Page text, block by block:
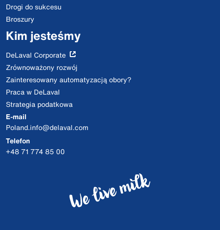
Drogi do sukcesu
Broszury
Kim jesteśmy
DeLaval Corporate
Zrównoważony rozwój
Zainteresowany automatyzacją obory?
Praca w DeLaval
Strategia podatkowa
E-mail
Poland.info@delaval.com
Telefon
+48 71 774 85 00